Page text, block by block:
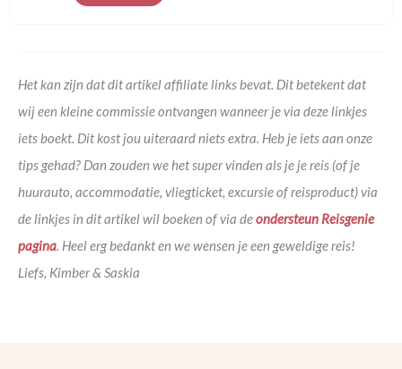
Het kan zijn dat dit artikel affiliate links bevat. Dit betekent dat
wij een kleine commissie ontvangen wanneer je via deze linkjes
iets boekt. Dit kost jou uiteraard niets extra. Heb je iets aan onze
tips gehad? Dan zouden we het super vinden als je je reis (of je
huurauto, accommodatie, vliegticket, excursie of reisproduct) via
de linkjes in dit artikel wil boeken of via deondersteun Reisgenie
pagina. Heel erg bedankt en we wensen je een geweldige reis!
Liefs, Kimber & Saskia